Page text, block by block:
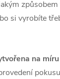
si vyrobíte
na míru